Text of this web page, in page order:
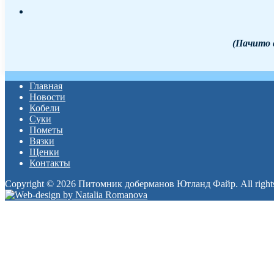
(Пачито
Главная
Новости
Кобели
Суки
Пометы
Вязки
Щенки
Контакты
Copyright © 2026 Питомник доберманов Ютланд Файр. All